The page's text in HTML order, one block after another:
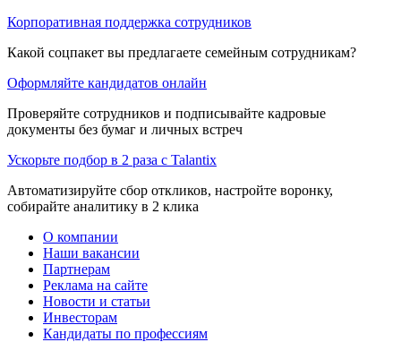
Корпоративная поддержка сотрудников
Какой соцпакет вы предлагаете семейным сотрудникам?
Оформляйте кандидатов онлайн
Проверяйте сотрудников и подписывайте кадровые
документы без бумаг и личных встреч
Ускорьте подбор в 2 раза с Talantix
Автоматизируйте сбор откликов, настройте воронку,
собирайте аналитику в 2 клика
О компании
Наши вакансии
Партнерам
Реклама на сайте
Новости и статьи
Инвесторам
Кандидаты по профессиям